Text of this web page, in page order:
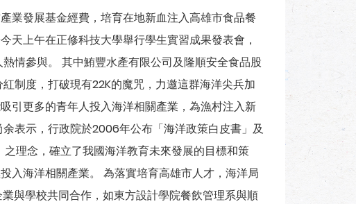
業發展基金經費，培育在地新血注入高雄市食品餐
天上午在正修科技大學舉行學生實習成果發表會，
情參與。 其中鮪豐水產有限公司及隆順安全食品股
制度，打破現有22K的魔咒，力邀這群海洋尖兵加
引更多的青年人投入海洋相關產業，為漁村注入新
表示，行政院於2006年公布「海洋政策白皮書」及
理念，確立了我國海洋教育未來發展的目標和策
入海洋相關產業。 為落實培育高雄市人才，海洋局
與學校共同合作，如東方設計學院餐飲管理系與順